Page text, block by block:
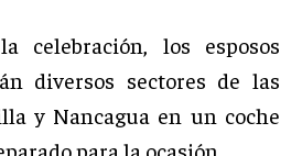
celebración, los esposos
diversos sectores de las
y Nancagua en un coche
para la ocasión.